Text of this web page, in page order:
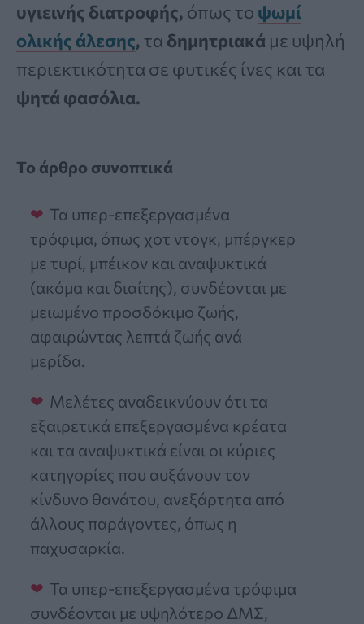
υγιεινής διατροφής, όπως το ψωμί
ολικής άλεσης, τα δημητριακά με υψηλή
περιεκτικότητα σε φυτικές ίνες και τα
ψητά φασόλια.
Το άρθρο συνοπτικά
Τα υπερ-επεξεργασμένα
τρόφιμα, όπως χοτ ντογκ, μπέργκερ
με τυρί, μπέικον και αναψυκτικά
(ακόμα και διαίτης), συνδέονται με
μειωμένο προσδόκιμο ζωής,
αφαιρώντας λεπτά ζωής ανά
μερίδα.
Μελέτες αναδεικνύουν ότι τα
εξαιρετικά επεξεργασμένα κρέατα
και τα αναψυκτικά είναι οι κύριες
κατηγορίες που αυξάνουν τον
κίνδυνο θανάτου, ανεξάρτητα από
άλλους παράγοντες, όπως η
παχυσαρκία.
Τα υπερ-επεξεργασμένα τρόφιμα
συνδέονται με υψηλότερο ΔΜΣ,